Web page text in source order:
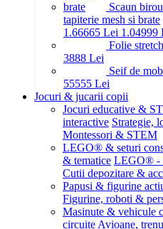
Scaun
tapiterie mesh si brate
1.66665 Lei 1.04999
Folie
3888 Lei
Seif de
55555 Lei
Jocuri & jucarii copii
Jocuri educative &
interactive Strategie,
Montessori & STEM
LEGO® & seturi
& tematice LEGO® -
Cutii depozitare &
Papusi & figurine
Figurine, roboti &
Masinute & vehicule
circuite Avioane,